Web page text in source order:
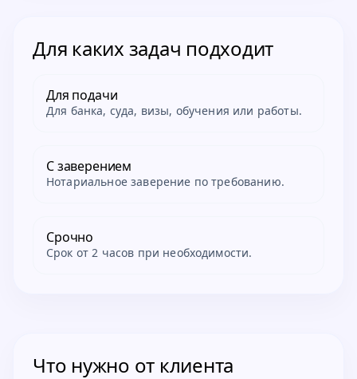
Для каких задач подходит
Для подачи
Для банка, суда, визы, обучения или работы.
С заверением
Нотариальное заверение по требованию.
Срочно
Срок от 2 часов при необходимости.
Что нужно от клиента